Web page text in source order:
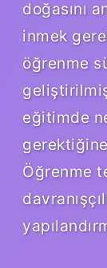
doğasını
inmek
öğrenme
eğitimde
Öğrenme